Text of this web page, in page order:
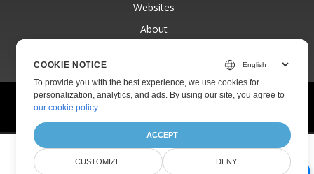
Websites
About
© Aspose Pty Ltd 2001-2026.All Rights Reserved.
Privacy Policy
COOKIE NOTICE
To provide you with the best experience, we use cookies for
personalization, analytics, and ads. By using our site, you agree to
our cookie policy.
ACCEPT
CUSTOMIZE DENY